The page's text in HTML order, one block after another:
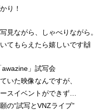
り！
見ながら、しゃべりながら。
てもらえたら嬉しいです🙌
」試写会
いた映像なんですが、
スイベントができず…
の“試写とVNZライブ”